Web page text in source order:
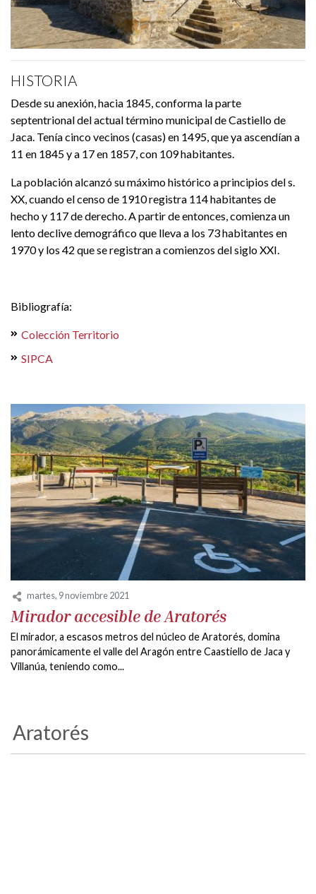
HISTORIA
Desde su anexión, hacia 1845, conforma la parte
septentrional del actual término municipal de Castiello de
Jaca. Tenía cinco vecinos (casas) en 1495, que ya ascendían a
11 en 1845 y a 17 en 1857, con 109 habitantes.
La población alcanzó su máximo histórico a principios del s.
XX, cuando el censo de 1910 registra 114 habitantes de
hecho y 117 de derecho. A partir de entonces, comienza un
lento declive demográfico que lleva a los 73 habitantes en
1970 y los 42 que se registran a comienzos del siglo XXI.
Bibliografía:
Colección Territorio
SIPCA
martes, 9 noviembre 2021
Mirador accesible de Aratorés
El mirador, a escasos metros del núcleo de Aratorés, domina
panorámicamente el valle del Aragón entre Caastiello de Jaca y
Villanúa, teniendo como...
Aratorés